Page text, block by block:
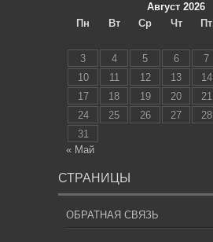
Август 2026
Пн
Вт Ср Чт Пт
3
4 5 6 7
10
11 12 13 14
17
18 19 20 21
24
25 26 27 28
31
« Май
СТРАНИЦЫ
ОБРАТНАЯ СВЯЗЬ